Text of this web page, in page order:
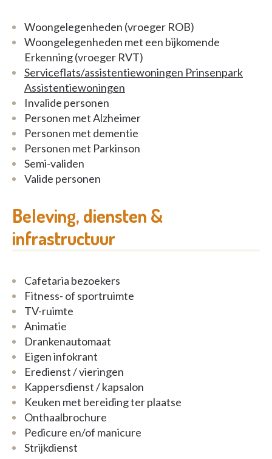
Woongelegenheden (vroeger ROB)
Woongelegenheden met een bijkomende
Erkenning (vroeger RVT)
Serviceflats/assistentiewoningen Prinsenpark
Assistentiewoningen
Invalide personen
Personen met Alzheimer
Personen met dementie
Personen met Parkinson
Semi-validen
Valide personen
Beleving, diensten &
infrastructuur
Cafetaria bezoekers
Fitness- of sportruimte
TV-ruimte
Animatie
Drankenautomaat
Eigen infokrant
Eredienst / vieringen
Kappersdienst / kapsalon
Keuken met bereiding ter plaatse
Onthaalbrochure
Pedicure en/of manicure
Strijkdienst